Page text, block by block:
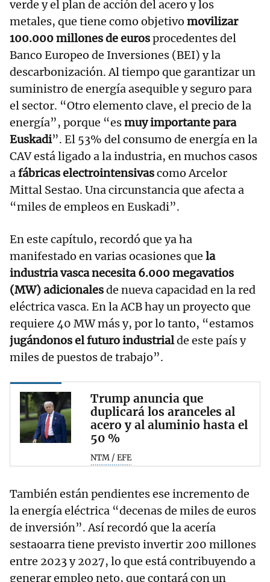
verde y el plan de acción del acero y los
metales, que tiene como objetivo movilizar
100.000 millones de eurosprocedentes del
Banco Europeo de Inversiones (BEI) y la
descarbonización. Al tiempo que garantizar un
suministro de energía asequible y seguro para
el sector. “Otro elemento clave, el precio de la
energía”, porque “esmuy importante para
Euskadi”. El 53% del consumo de energía en la
CAV está ligado a la industria, en muchos casos
afábricas electrointensivascomo Arcelor
Mittal Sestao. Una circunstancia que afecta a
“miles de empleos en Euskadi”.
En este capítulo, recordó que ya ha
manifestado en varias ocasiones que la
industria vasca necesita 6.000 megavatios
(MW) adicionalesde nueva capacidad en la red
eléctrica vasca. En la ACB hay un proyecto que
requiere 40 MW más y, por lo tanto, “estamos
jugándonos el futuro industrialde este país y
miles de puestos de trabajo”.
Trump anuncia que
duplicará los aranceles al
acero y al aluminio hasta el
50 %
NTM / EFE
También están pendientes ese incremento de
la energía eléctrica “decenas de miles de euros
de inversión”. Así recordó que la acería
sestaoarra tiene previsto invertir 200 millones
entre 2023 y 2027, lo que está contribuyendo a
generar empleo neto, que contará con un